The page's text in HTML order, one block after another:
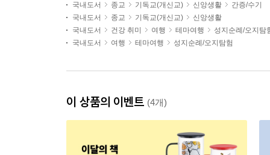
국내도서 종교 기독교(개신교) 신앙생활
간증/수기
국내도서
종교 기독교(개신교)
신앙생활
국내도서
건강 취미 여행 테마여행
성지순례/오지탐
국내도서
여행 테마여행 성지순례/오지탐험
이 상품의 이벤트 (4개)